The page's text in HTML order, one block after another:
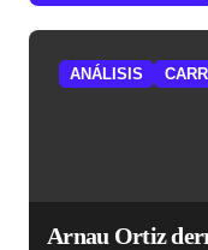
ANÁLISIS
Arnau Ortiz